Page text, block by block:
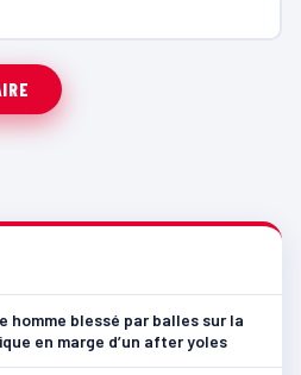
homme blessé par balles sur la
en marge d’un after yoles